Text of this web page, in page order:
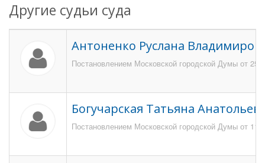
Другие судьи суда
Антоненко Руслана
Постановлением Московской городской Думы от 25
Богучарская Татьяна
Постановлением Московской городской Думы от 11